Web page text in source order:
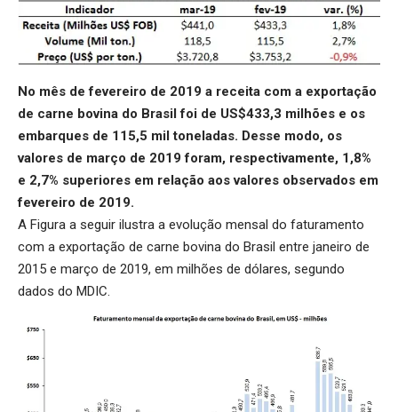
No mês de fevereiro de 2019 a receita com a exportação
de carne bovina do Brasil foi de US$433,3 milhões e os
embarques de 115,5 mil toneladas. Desse modo, os
valores de março de 2019 foram, respectivamente, 1,8%
e 2,7% superiores em relação aos valores observados em
fevereiro de 2019.
A Figura a seguir ilustra a evolução mensal do faturamento
com a exportação de carne bovina do Brasil entre janeiro de
2015 e março de 2019, em milhões de dólares, segundo
dados do MDIC.